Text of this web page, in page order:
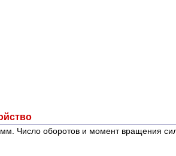
Число оборотов и момент вращения